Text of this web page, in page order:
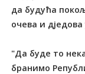
да будућа
очева и
"Да буде то
бранимо